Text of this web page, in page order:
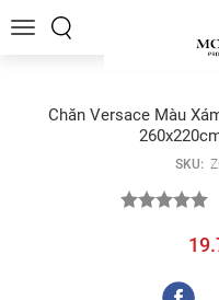
Toggle
Chăn Versace Màu
SKU: